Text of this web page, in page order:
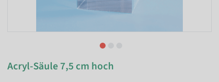
Acryl-Säule 7,5 cm hoch